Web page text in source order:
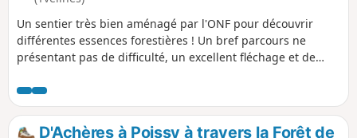
Un sentier très bien aménagé par l'ONF pour découvrir
différentes essences forestières ! Un bref parcours ne
présentant pas de difficulté, un excellent fléchage et de
(et les grands enfants) désireux de mieux connaître la vie
de nos forêts.
D'Achères à Poissy à travers la Forêt de